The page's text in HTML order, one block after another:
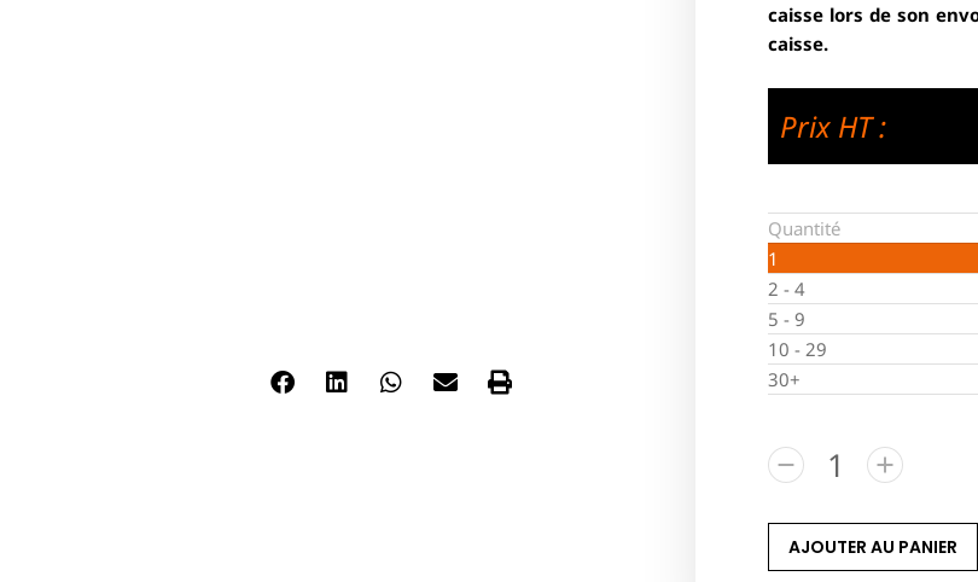
caisse lors de son
caisse.
Prix HT :
Quantité
1
2 - 4
5 - 9
10 - 29
30+
AJOUTER AU PANIER